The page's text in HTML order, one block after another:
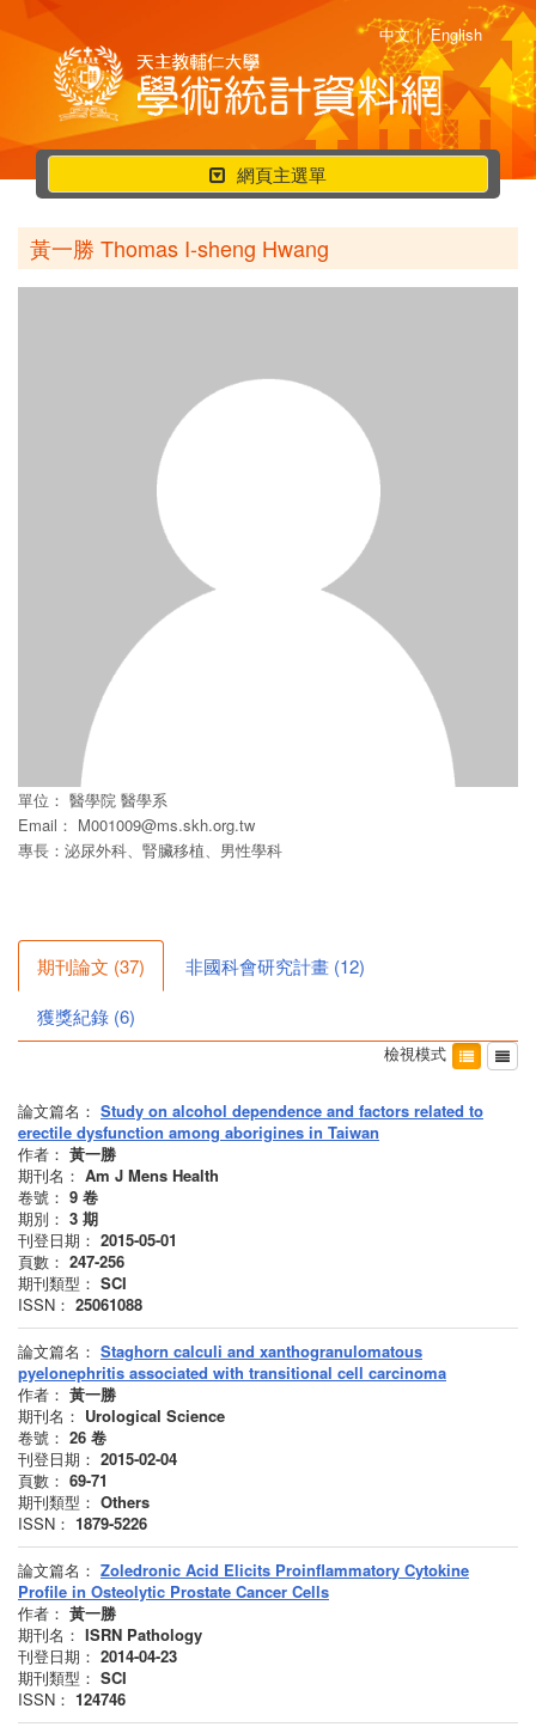
中文 | English
行
動
選
單
網頁主選單
黃一勝 Thomas I-sheng Hwang
單位： 醫學院 醫學系
Email： M001009@ms.skh.org.tw
專長：泌尿外科、腎臟移植、男性學科
期刊論文 (37) 非國科會研究計畫 (12)
獲獎紀錄 (6)
檢視模式
論文篇名： Study on alcohol dependence and factors related to
erectile dysfunction among aborigines in Taiwan
作者： 黃一勝
期刊名： Am J Mens Health
卷號： 9 卷
期別： 3 期
刊登日期： 2015-05-01
頁數： 247-256
期刊類型： SCI
ISSN： 25061088
論文篇名： Staghorn calculi and xanthogranulomatous
pyelonephritis associated with transitional cell carcinoma
作者： 黃一勝
期刊名： Urological Science
卷號： 26 卷
刊登日期： 2015-02-04
頁數： 69-71
期刊類型： Others
ISSN： 1879-5226
論文篇名： Zoledronic Acid Elicits Proinflammatory Cytokine
Profile in Osteolytic Prostate Cancer Cells
作者： 黃一勝
期刊名： ISRN Pathology
刊登日期： 2014-04-23
期刊類型： SCI
ISSN： 124746